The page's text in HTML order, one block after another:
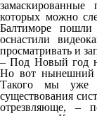
которых можно
Балтиморе пошли
оснастили
просматривать и
– Под Новый год
Но вот нынешний
Такого мы уже
существования
отрезвляюще, –